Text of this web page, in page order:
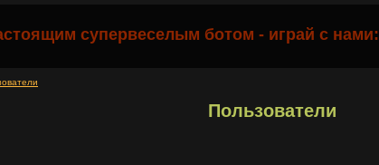
супервеселым ботом - играй с нами:
Пользователи